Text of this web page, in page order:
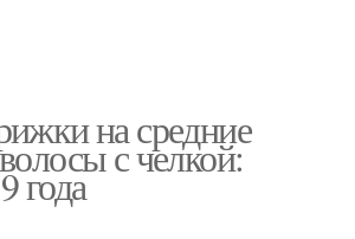
Стрижка с фейдом
на средние
с челкой:
года